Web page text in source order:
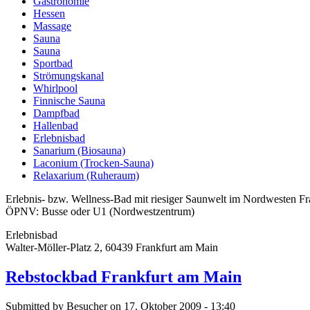
Hessen
Massage
Sauna
Sauna
Sportbad
Strömungskanal
Whirlpool
Finnische Sauna
Dampfbad
Hallenbad
Erlebnisbad
Sanarium (Biosauna)
Laconium (Trocken-Sauna)
Relaxarium (Ruheraum)
Erlebnis- bzw. Wellness-Bad mit riesiger Saunwelt im Nordwesten
ÖPNV: Busse oder U1 (Nordwestzentrum)
Erlebnisbad
Walter-Möller-Platz 2, 60439 Frankfurt am Main
Rebstockbad Frankfurt am Main
Submitted by Besucher on 17. Oktober 2009 - 13:40